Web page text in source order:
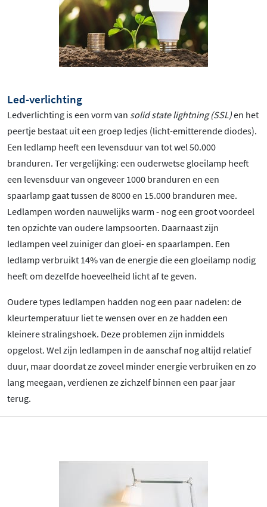
Led-verlichting
Ledverlichting is een vorm van solid state lightning (SSL)en het
peertje bestaat uit een groep ledjes (licht-emitterende diodes).
Een ledlamp heeft een levensduur van tot wel 50.000
branduren. Ter vergelijking: een ouderwetse gloeilamp heeft
een levensduur van ongeveer 1000 branduren en een
spaarlamp gaat tussen de 8000 en 15.000 branduren mee.
Ledlampen worden nauwelijks warm - nog een groot voordeel
ten opzichte van oudere lampsoorten. Daarnaast zijn
ledlampen veel zuiniger dan gloei- en spaarlampen. Een
ledlamp verbruikt 14% van de energie die een gloeilamp nodig
heeft om dezelfde hoeveelheid licht af te geven.
Oudere types ledlampen hadden nog een paar nadelen: de
kleurtemperatuur liet te wensen over en ze hadden een
kleinere stralingshoek. Deze problemen zijn inmiddels
opgelost. Wel zijn ledlampen in de aanschaf nog altijd relatief
duur, maar doordat ze zoveel minder energie verbruiken en zo
lang meegaan, verdienen ze zichzelf binnen een paar jaar
terug.